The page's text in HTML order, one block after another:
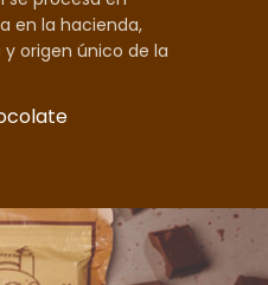
en la hacienda,
origen único de la